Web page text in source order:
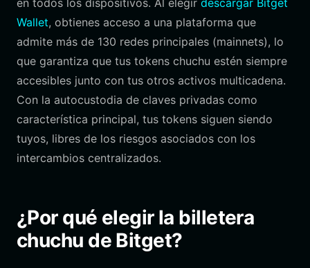
en todos los dispositivos. Al elegir descargar Bitget
Wallet, obtienes acceso a una plataforma que
admite más de 130 redes principales (mainnets), lo
que garantiza que tus tokens chuchu estén siempre
accesibles junto con tus otros activos multicadena.
Con la autocustodia de claves privadas como
característica principal, tus tokens siguen siendo
tuyos, libres de los riesgos asociados con los
intercambios centralizados.
¿Por qué elegir la billetera
chuchu de Bitget?